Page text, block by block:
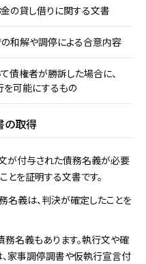
の貸し借りに関する文書
和解や調停による合意内容
債権者が勝訴した場合に、
可能にするもの
の取得
が付与された債務名義が必要
とを証明する文書です。
名義は、判決が確定したことを
名義もあります。執行文や確
家事調停調書や仮執行宣言付